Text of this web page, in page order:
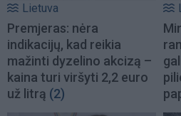
Lietuva
Premjeras: nėra
indikacijų, kad reikia
mažinti dyzelino akcizą –
kaina turi viršyti 2,2 euro
už litrą (2)